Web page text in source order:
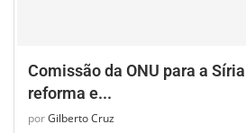
Comissão da ONU para a
reforma e...
porGilberto Cruz